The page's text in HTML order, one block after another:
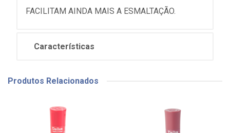
FACILITAM AINDA MAIS A ESMALTAÇÃO.
Características
Produtos Relacionados